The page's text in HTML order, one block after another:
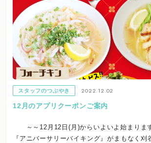
スタッフのつぶやき
2022.12.02
12月のアプリクーポンご案内
～～12月12日(月)からいよいよ始まりま
『アニバーサリーバイキング』がまもなく刈